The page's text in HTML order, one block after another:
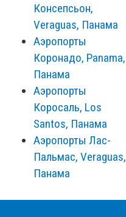
Консепсьон,
Veraguas, Панама
Аэропорты
Коронадо, Panama,
Панама
Аэропорты
Коросаль, Los
Santos, Панама
Аэропорты Лас-
Пальмас, Veraguas,
Панама